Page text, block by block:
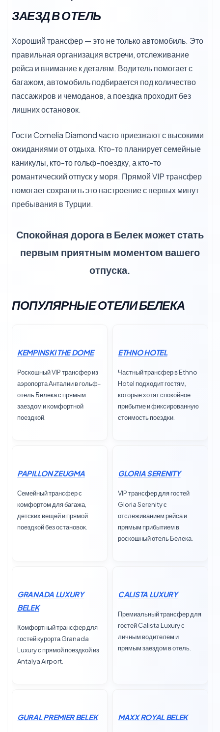
ЗАЕЗД В ОТЕЛЬ
Хороший трансфер — это не только автомобиль. Это
правильная организация встречи, отслеживание
рейса и внимание к деталям. Водитель помогает с
багажом, автомобиль подбирается под количество
пассажиров и чемоданов, а поездка проходит без
лишних остановок.
Гости Cornelia Diamond часто приезжают с высокими
ожиданиями от отдыха. Кто-то планирует семейные
каникулы, кто-то гольф-поездку, а кто-то
романтический отпуск у моря. Прямой VIP трансфер
помогает сохранить это настроение с первых минут
пребывания в Турции.
Спокойная дорога в Белек может стать
первым приятным моментом вашего
отпуска.
ПОПУЛЯРНЫЕ ОТЕЛИ БЕЛЕКА
KEMPINSKI THE DOME
Роскошный VIP трансфер из
аэропорта Анталии в гольф-
отель Белека с прямым
заездом и комфортной
поездкой.
ETHNO HOTEL
Частный трансфер в Ethno
Hotel подходит гостям,
которые хотят спокойное
прибытие и фиксированную
стоимость поездки.
PAPILLON ZEUGMA
Семейный трансфер с
комфортом для багажа,
детских вещей и прямой
поездкой без остановок.
GLORIA SERENITY
VIP трансфер для гостей
Gloria Serenity с
отслеживанием рейса и
прямым прибытием в
роскошный отель Белека.
GRANADA LUXURY
BELEK
Комфортный трансфер для
гостей курорта Granada
Luxury с прямой поездкой из
Antalya Airport.
CALISTA LUXURY
Премиальный трансфер для
гостей Calista Luxury с
личным водителем и
прямым заездом в отель.
GURAL PREMIER BELEK MAXX ROYAL BELEK